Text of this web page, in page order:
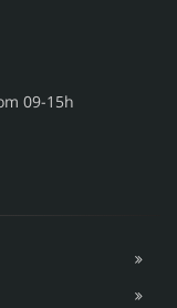
09-15h